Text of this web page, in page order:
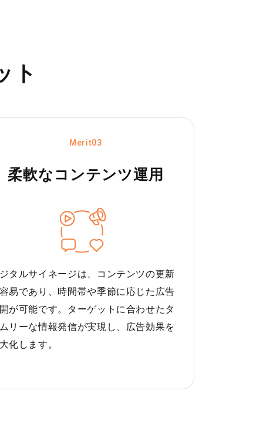
ト
Merit03
柔軟なコンテンツ運用
タルサイネージは、コンテンツの更新
易であり、時間帯や季節に応じた広告
が可能です。ターゲットに合わせたタ
リーな情報発信が実現し、広告効果を
化します。